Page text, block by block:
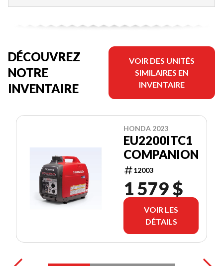
DÉCOUVREZ
NOTRE
INVENTAIRE
VOIR DES UNITÉS
SIMILAIRES EN
INVENTAIRE
HONDA 2023
EU2200ITC1
COMPANION
12003
1 579 $
VOIR LES
DÉTAILS